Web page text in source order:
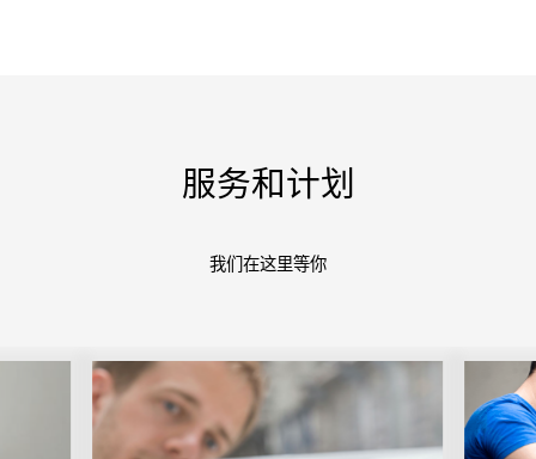
服务和计划
我们在这里等你